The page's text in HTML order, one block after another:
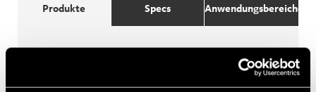
Produkte Specs Anwendungsbereiche